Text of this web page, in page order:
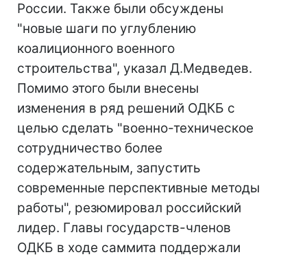
России. Также были обсуждены
"новые шаги по углублению
коалиционного военного
строительства", указал Д.Медведев.
Помимо этого были внесены
изменения в ряд решений ОДКБ с
целью сделать "военно-техническое
сотрудничество более
содержательным, запустить
современные перспективные методы
работы", резюмировал российский
лидер. Главы государств-членов
ОДКБ в ходе саммита поддержали